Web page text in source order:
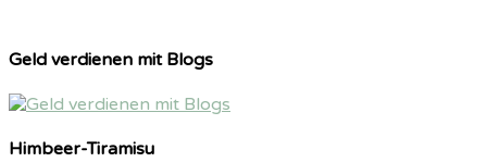
Geld verdienen mit Blogs
Himbeer-Tiramisu